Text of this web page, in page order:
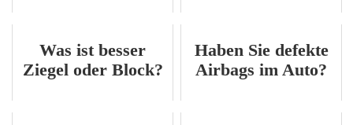
Was ist besser
Ziegel oder Block?
Haben Sie defekte
Airbags im Auto?